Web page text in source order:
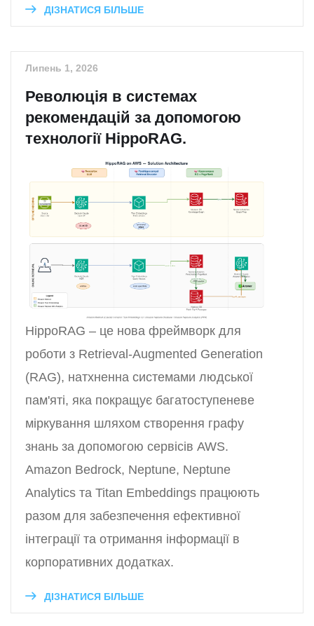
ДІЗНАТИСЯ БІЛЬШЕ
Липень 1, 2026
Революція в системах
рекомендацій за допомогою
технології HippoRAG.
HippoRAG – це нова фреймворк для
роботи з Retrieval-Augmented Generation
(RAG), натхненна системами людської
пам'яті, яка покращує багатоступеневе
міркування шляхом створення графу
знань за допомогою сервісів AWS.
Amazon Bedrock, Neptune, Neptune
Analytics та Titan Embeddings працюють
разом для забезпечення ефективної
інтеграції та отримання інформації в
корпоративних додатках.
ДІЗНАТИСЯ БІЛЬШЕ